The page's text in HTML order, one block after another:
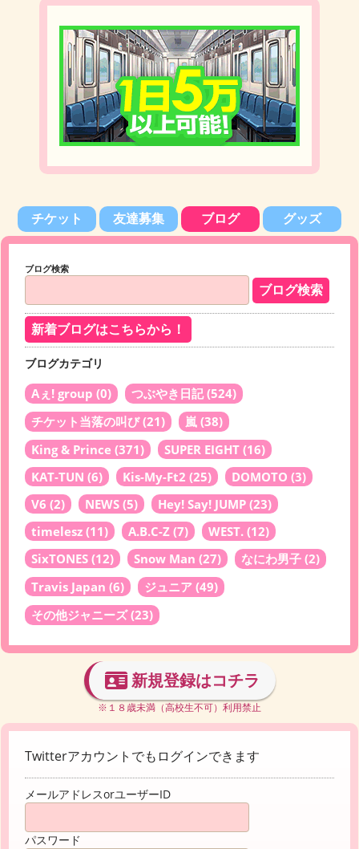
チケット 友達募集 ブログ グッズ
ブログ検索
新着ブログはこちらから！
ブログカテゴリ
Aぇ! group (0) つぶやき日記(524)
チケット当落の叫び(21) 嵐 (38)
King & Prince (371) SUPER EIGHT (16)
KAT-TUN (6) Kis-My-Ft2 (25) DOMOTO (3)
V6 (2) NEWS (5) Hey! Say! JUMP (23)
timelesz (11) A.B.C-Z (7) WEST. (12)
SixTONES (12) Snow Man (27) なにわ男子 (2)
Travis Japan (6) ジュニア (49)
その他ジャニーズ(23)
新規登録はコチラ
※１８歳未満（高校生不可）利用禁止
Twitterアカウントでもログインできます
メールアドレスorユーザーID
パスワード